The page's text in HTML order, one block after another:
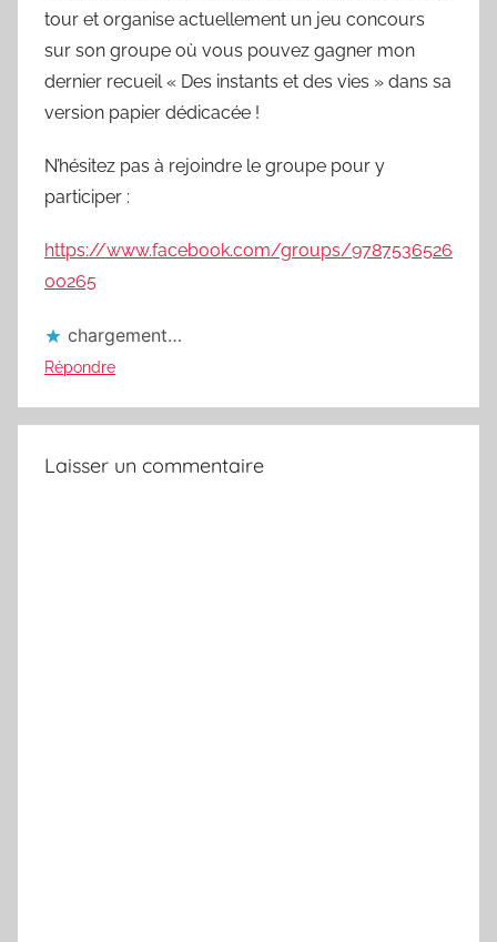
tour et organise actuellement un jeu concours
sur son groupe où vous pouvez gagner mon
dernier recueil « Des instants et des vies » dans sa
version papier dédicacée !
N’hésitez pas à rejoindre le groupe pour y
participer :
https://www.facebook.com/groups/9787536526
00265
chargement…
Répondre
Laisser un commentaire